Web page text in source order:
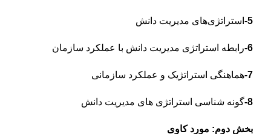
5- استراتژی‌های مدیریت دانش
6- رابطه استراتژی مدیریت دانش با عملکرد سازمان
7- هماهنگی استراتژیک و عملکرد سازمانی
8- گونه شناسی استراتژی های مدیریت دانش
بخش دوم: مورد کاوی